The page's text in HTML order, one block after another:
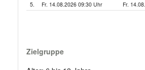
5.
Fr. 14.08.2026 09:30 Uhr Fr.
Zielgruppe